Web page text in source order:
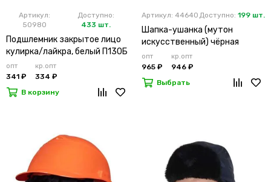
Артикул:
50980
Доступно:
433 шт.
Подшлемник закрытое лицо
кулирка/лайкра, белый П130Б
опт
341 ₽
кр.опт
334 ₽
В корзину
Артикул: 44640 Доступно: 199 шт.
Шапка-ушанка (мутон
искусственный) чёрная
опт
965 ₽
кр.опт
946 ₽
Выбрать